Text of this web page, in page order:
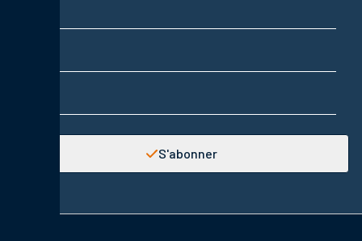
S'abonner